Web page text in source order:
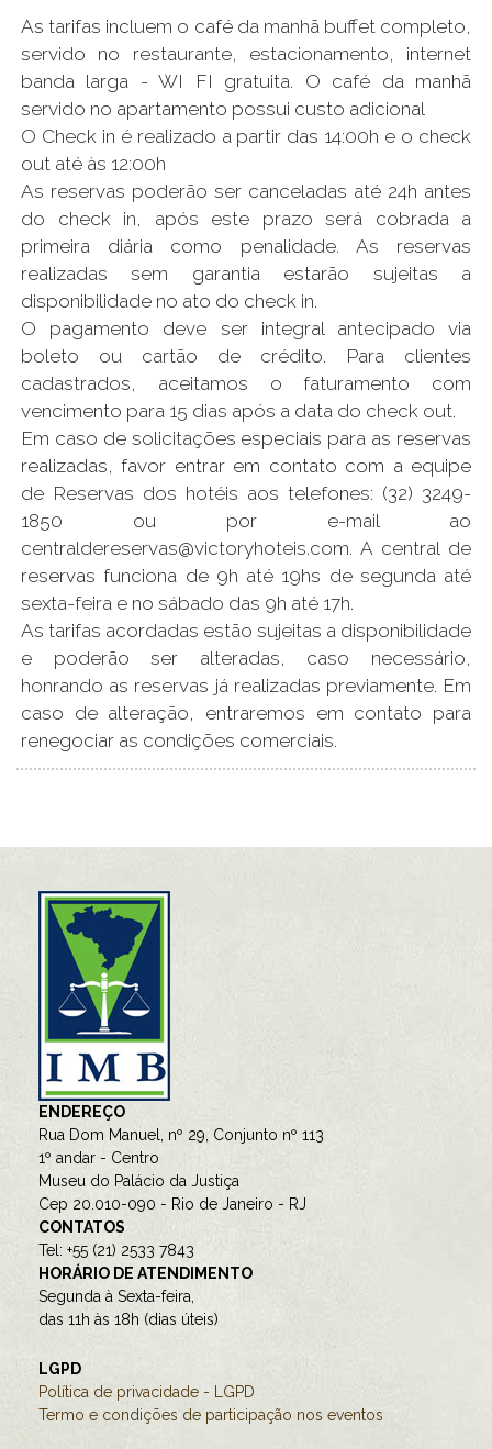
As tarifas incluem o café da manhã buffet completo,
servido no restaurante, estacionamento, internet
banda larga - WI FI gratuita. O café da manhã
servido no apartamento possui custo adicional
O Check in é realizado a partir das 14:00h e o check
out até às 12:00h
As reservas poderão ser canceladas até 24h antes
do check in, após este prazo será cobrada a
primeira diária como penalidade. As reservas
realizadas sem garantia estarão sujeitas a
disponibilidade no ato do check in.
O pagamento deve ser integral antecipado via
boleto ou cartão de crédito. Para clientes
cadastrados, aceitamos o faturamento com
vencimento para 15 dias após a data do check out.
Em caso de solicitações especiais para as reservas
realizadas, favor entrar em contato com a equipe
de Reservas dos hotéis aos telefones: (32) 3249-
1850 ou por e-mail ao
centraldereservas@victoryhoteis.com. A central de
reservas funciona de 9h até 19hs de segunda até
sexta-feira e no sábado das 9h até 17h.
As tarifas acordadas estão sujeitas a disponibilidade
e poderão ser alteradas, caso necessário,
honrando as reservas já realizadas previamente. Em
caso de alteração, entraremos em contato para
renegociar as condições comerciais.
ENDEREÇO
Rua Dom Manuel, nº 29, Conjunto nº 113
1º andar - Centro
Museu do Palácio da Justiça
Cep 20.010-090 - Rio de Janeiro - RJ
CONTATOS
Tel: +55 (21) 2533 7843
HORÁRIO DE ATENDIMENTO
Segunda à Sexta-feira,
das 11h às 18h (dias úteis)
LGPD
Política de privacidade - LGPD
Termo e condições de participação nos eventos